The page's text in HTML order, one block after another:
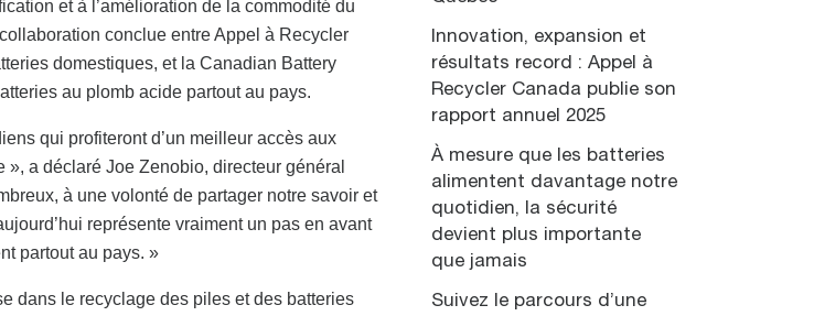
et à l’amélioration de la commodité du
conclue entre Appel à Recycler
domestiques, et la Canadian Battery
au plomb acide partout au pays.
qui profiteront d’un meilleur accès aux
a déclaré Joe Zenobio, directeur général
à une volonté de partager notre savoir et
représente vraiment un pas en avant
partout au pays. »
dans le recyclage des piles et des batteries
Innovation, expansion et
résultats record : Appel à
Recycler Canada publie son
rapport annuel 2025
À mesure que les batteries
alimentent davantage notre
quotidien, la sécurité
devient plus importante
que jamais
Suivez le parcours d’une